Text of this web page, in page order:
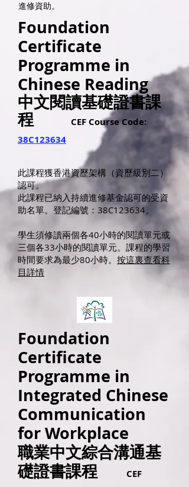
進修資助。
Foundation
Certificate
Programme in
Chinese Reading
中文閱讀基礎證書課
程
CEF Course Code:
38C123634
此課程獲香港資歷架構（資歷級別二）
認可。
此課程已納入持續進修基金認可的受資
助名單。登記編號：38C123634。
學生須修讀兩個各40小時的閱讀單元或
三個各33小時的閱讀單元。課程的學習
時間要求為最少80小時。 按這裏查看科
目詳情
Foundation
Certificate
Programme in
Integrated Chinese
Communication
for Workplace
職業中文綜合溝通基
礎證書課程
CEF